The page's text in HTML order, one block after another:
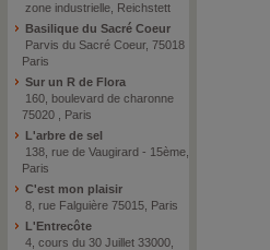
zone industrielle, Reichstett
Basilique du Sacré Coeur
Parvis du Sacré Coeur, 75018
Paris
Sur un R de Flora
160, boulevard de charonne
75020 , Paris
L'arbre de sel
138, rue de Vaugirard - 15ème,
Paris
C'est mon plaisir
8, rue Falguière 75015, Paris
L'Entrecôte
4, cours du 30 Juillet 33000,